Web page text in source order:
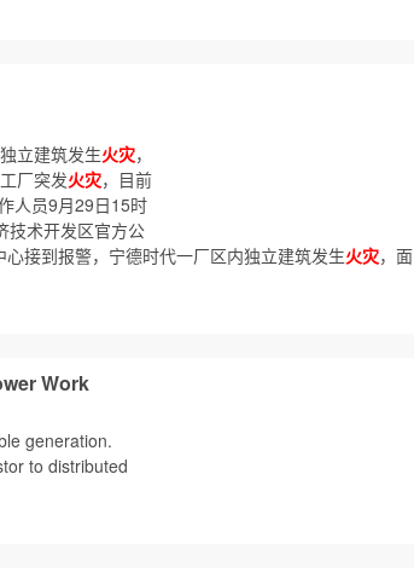
立建筑发生火灾，
厂突发火灾，目前
人员9月29日15时
技术开发区官方公
接到报警，宁德时代一厂区内独立建筑发生火灾，面
Work
generation.
to distributed